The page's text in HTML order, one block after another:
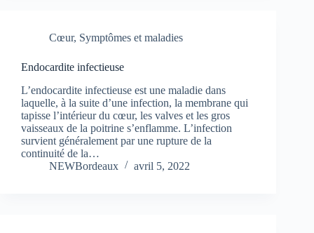
Cœur, Symptômes et maladies
Endocardite infectieuse
L’endocardite infectieuse est une maladie dans
laquelle, à la suite d’une infection, la membrane qui
tapisse l’intérieur du cœur, les valves et les gros
vaisseaux de la poitrine s’enflamme. L’infection
survient généralement par une rupture de la
continuité de la…
NEWBordeaux
avril 5, 2022